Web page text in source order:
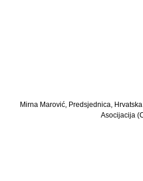
Mirna Marović, Predsjednica,
Asocijacija